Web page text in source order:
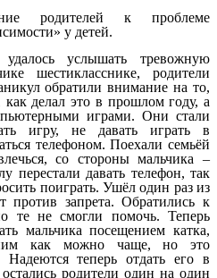
родителей к проблеме
у детей.
услышать тревожную
шестикласснике, родители
обратили внимание на то,
делал это в прошлом году, а
играми. Они стали
игру, не давать играть в
телефоном. Поехали семьёй
со стороны мальчика –
перестали давать телефон, так
поиграть. Ушёл один раз из
против запрета. Обратились к
те не смогли помочь. Теперь
мальчика посещением катка,
ним как можно чаще, но это
Надеются теперь отдать его в
родители один на один